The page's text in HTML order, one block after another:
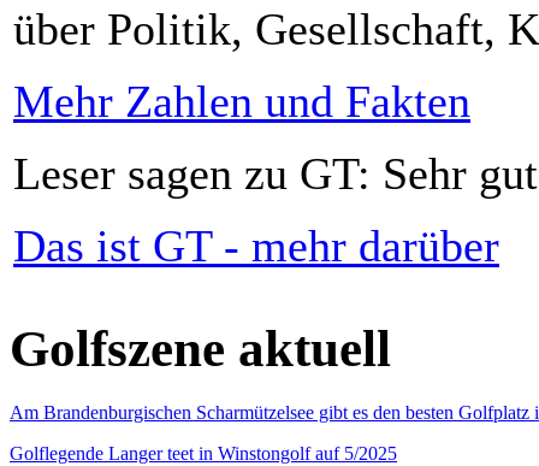
über Politik, Gesellschaft,
Mehr Zahlen und Fakten
Leser sagen zu GT: Sehr
Das ist GT - mehr darüber
Golfszene aktuell
Am Brandenburgischen Scharmützelsee gibt es den besten
Golflegende Langer teet in Winstongolf auf 5/2025